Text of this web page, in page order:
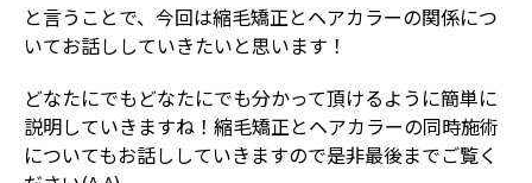
と言うことで、今回は縮毛矯正とヘアカラーの関係につ
いてお話ししていきたいと思います！
どなたにでもどなたにでも分かって頂けるように簡単に
説明していきますね！縮毛矯正とヘアカラーの同時施術
についてもお話ししていきますので是非最後までご覧く